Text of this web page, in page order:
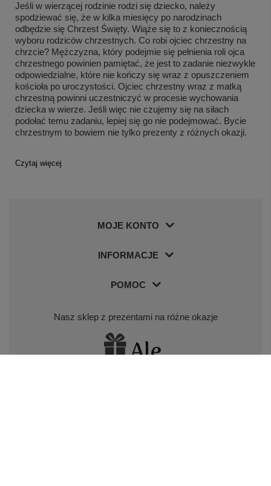
Jeśli w wierzącej rodzinie rodzi się dziecko, należy
spodziewać się, że w kilka miesięcy po narodzinach
odbędzie się Chrzest Święty. Wiąże się to z koniecznością
wyboru rodziców chrzestnych. Co robi ojciec chrzestny na
chrzcie? Mężczyzna, który podejmie się pełnienia roli ojca
chrzestnego powinien pamiętać, że jest to zadanie niezwykle
odpowiedzialne, które nie kończy się wraz z opuszczeniem
kościoła po uroczystości. Ojciec chrzestny wraz z matką
chrzestną powinni uczestniczyć w procesie wychowania
dziecka w wierze. Jeśli więc nie czujemy się na siłach
podołać temu zadaniu, lepiej się go nie podejmować. Bycie
chrzestnym to bowiem nie tylko prezenty z różnych okazji.
Czytaj więcej
MOJE KONTO
INFORMACJE
POMOC
Nasz sklep z prezentami na różne okazje